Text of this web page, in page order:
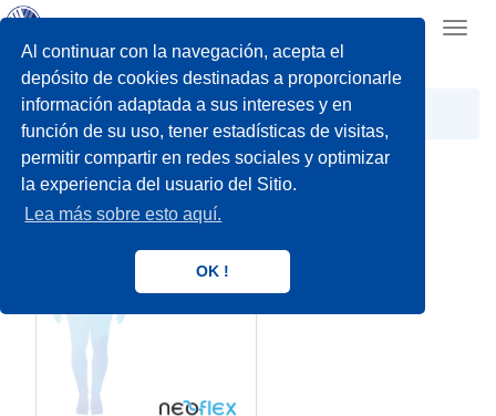
Al continuar con la navegación, acepta el
depósito de cookies destinadas a proporcionarle
información adaptada a sus intereses y en
función de su uso, tener estadísticas de visitas,
permitir compartir en redes sociales y optimizar
la experiencia del usuario del Sitio.
Lea más sobre esto aquí.
OK !
Posicionamiento Neoflex